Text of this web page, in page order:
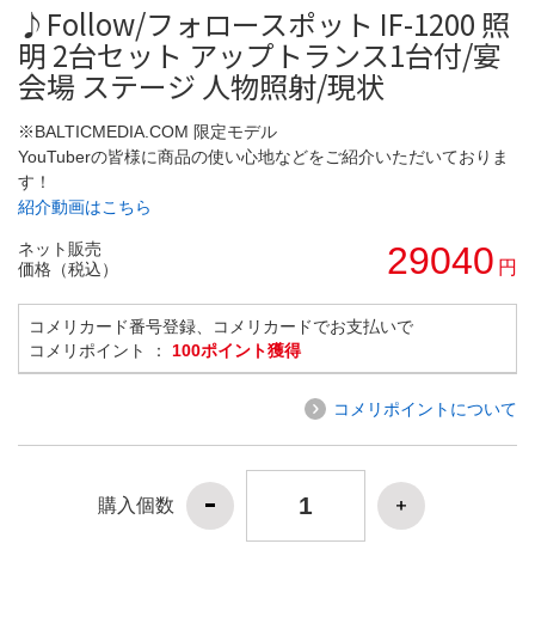
♪Follow/フォロースポット IF-1200 照
明 2台セット アップトランス1台付/宴
会場 ステージ 人物照射/現状
※BALTICMEDIA.COM 限定モデル
YouTuberの皆様に商品の使い心地などをご紹介いただいておりま
す！
紹介動画はこちら
ネット販売
価格（税込）
29040 円
コメリカード番号登録、コメリカードでお支払いで
コメリポイント ： 100ポイント獲得
コメリポイントについて
購入個数